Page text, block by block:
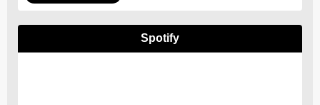
Spotify